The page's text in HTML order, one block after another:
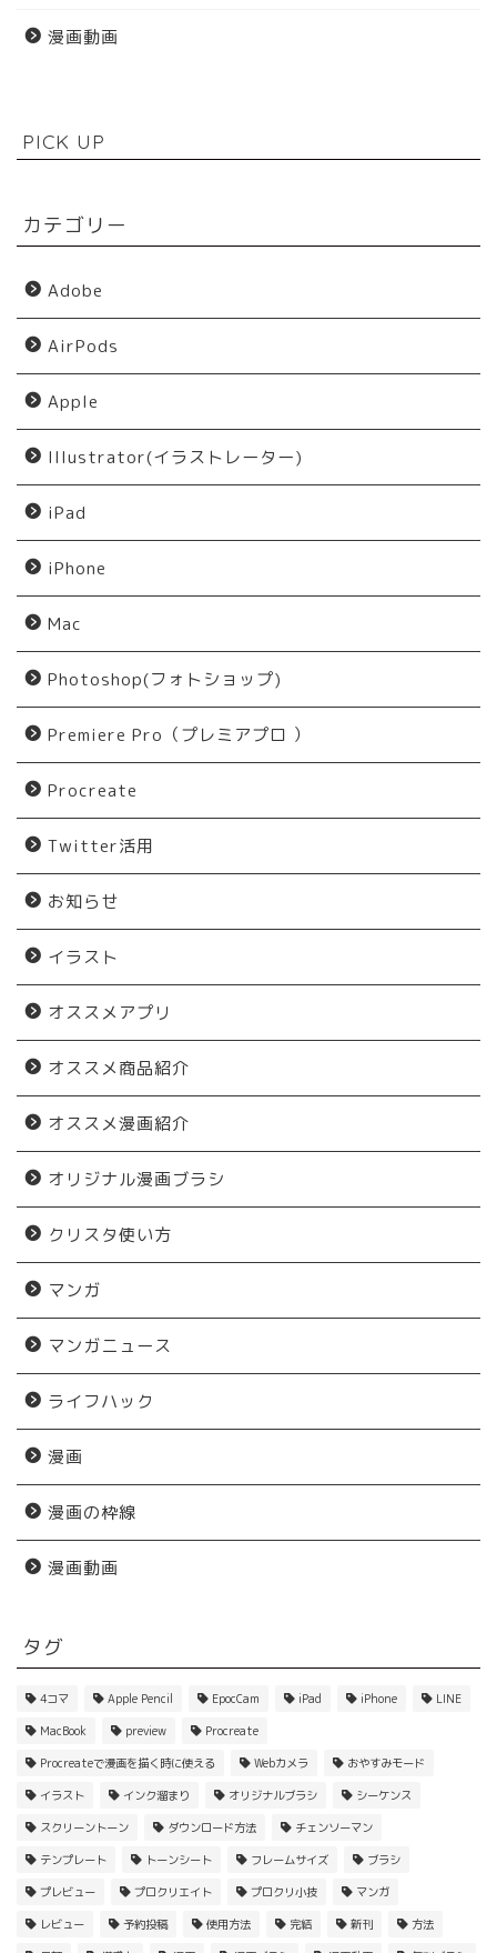
漫画動画
PICK UP
カテゴリー
Adobe
AirPods
Apple
Illustrator(イラストレーター)
iPad
iPhone
Mac
Photoshop(フォトショップ)
Premiere Pro（プレミアプロ ）
Procreate
Twitter活用
お知らせ
イラスト
オススメアプリ
オススメ商品紹介
オススメ漫画紹介
オリジナル漫画ブラシ
クリスタ使い方
マンガ
マンガニュース
ライフハック
漫画
漫画の枠線
漫画動画
タグ
4コマ Apple Pencil EpocCam iPad iPhone LINE
MacBook preview Procreate
Procreateで漫画を描く時に使える Webカメラ おやすみモード
イラスト インク溜まり オリジナルブラシ シーケンス
スクリーントーン ダウンロード方法 チェンソーマン
テンプレート トーンシート フレームサイズ ブラシ
プレビュー プロクリエイト プロクリ小技 マンガ
レビュー 予約投稿 使用方法 完結 新刊 方法